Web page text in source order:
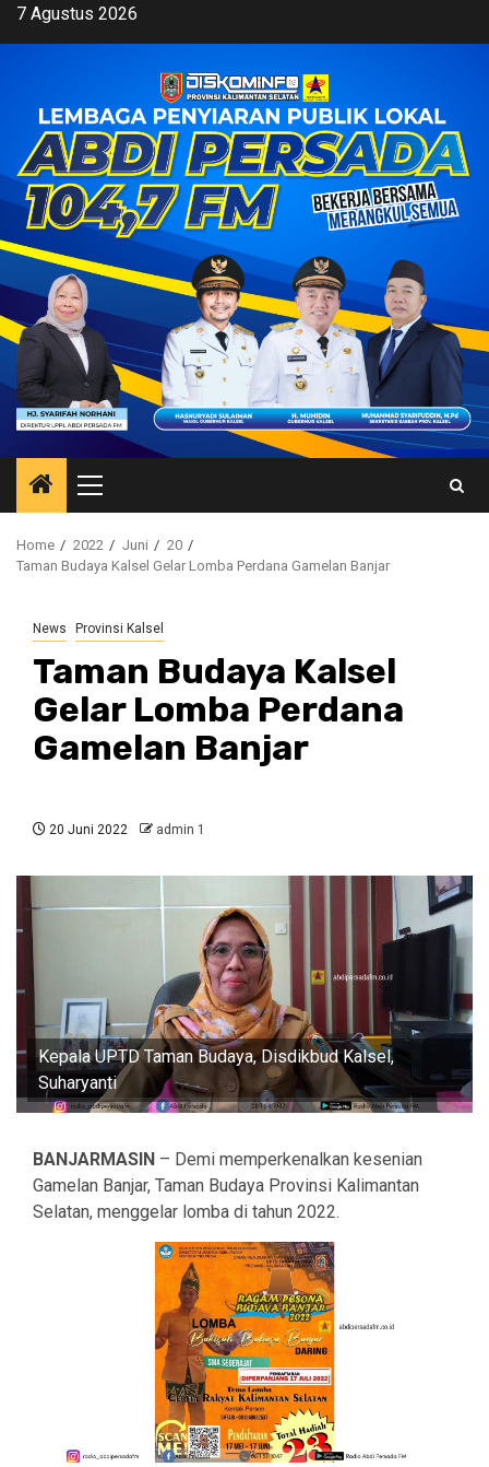
Skip7 Agustus 2026
Primary
Menu
Home 2022 Juni
20
Taman Budaya Kalsel Gelar Lomba Perdana Gamelan Banjar
News Provinsi Kalsel
Taman Budaya Kalsel
Gelar Lomba Perdana
Gamelan Banjar
20 Juni 2022 admin 1
Kepala UPTD Taman Budaya, Disdikbud Kalsel,
Suharyanti
BANJARMASIN – Demi memperkenalkan kesenian
Gamelan Banjar, Taman Budaya Provinsi Kalimantan
Selatan, menggelar lomba di tahun 2022.